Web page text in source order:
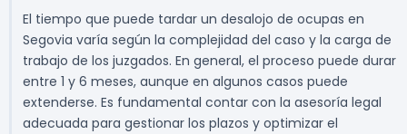
El tiempo que puede tardar un desalojo de ocupas en
Segovia varía según la complejidad del caso y la carga de
trabajo de los juzgados. En general, el proceso puede durar
entre 1 y 6 meses, aunque en algunos casos puede
extenderse. Es fundamental contar con la asesoría legal
adecuada para gestionar los plazos y optimizar el